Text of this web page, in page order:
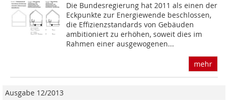
Die Bundesregierung hat 2011 als einen der
Eckpunkte zur Energiewende beschlossen,
die Effizienzstandards von Gebäuden
ambitioniert zu erhöhen, soweit dies im
Rahmen einer ausgewogenen...
mehr
Ausgabe 12/2013